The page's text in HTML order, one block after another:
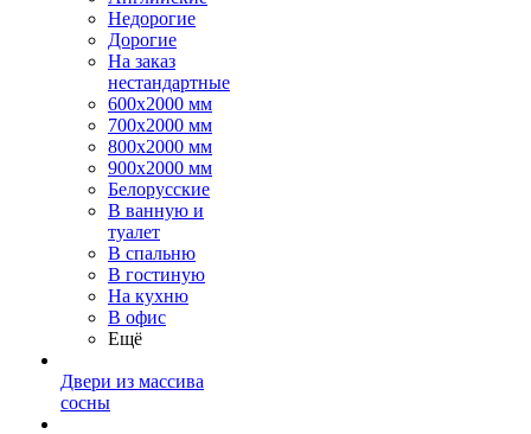
Недорогие
Дорогие
На заказ
нестандартные
600х2000 мм
700х2000 мм
800х2000 мм
900х2000 мм
Белорусские
В ванную и
туалет
В спальню
В гостиную
На кухню
В офис
Ещё
Двери из массива
сосны